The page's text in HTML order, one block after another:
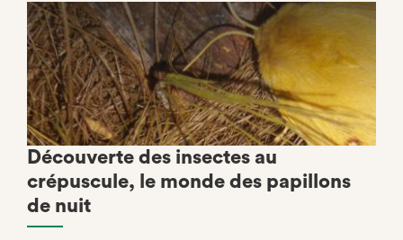
Découverte des insectes au
crépuscule, le monde des papillons
de nuit